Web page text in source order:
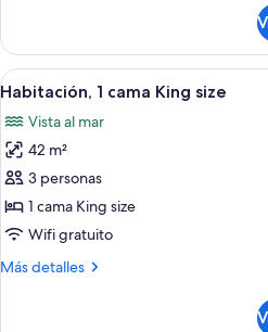
1
cama
King
Ver
todas
las
fotos
de
Habitación,
1
King
7
Habitación, 1 cama King size
Vista al mar
42 m²
3 personas
1 cama King size
Wifi gratuito
Más detalles
Más